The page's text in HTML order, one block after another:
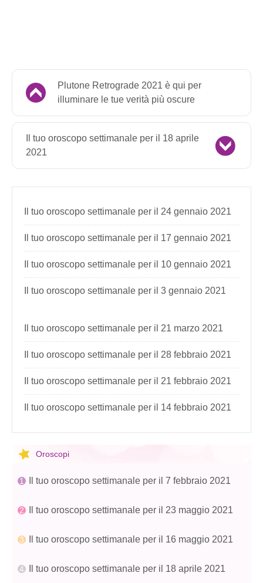
Plutone Retrograde 2021 è qui per
illuminare le tue verità più oscure
Il tuo oroscopo settimanale per il 18 aprile
2021
Il tuo oroscopo settimanale per il 24 gennaio 2021
Il tuo oroscopo settimanale per il 17 gennaio 2021
Il tuo oroscopo settimanale per il 10 gennaio 2021
Il tuo oroscopo settimanale per il 3 gennaio 2021
Il tuo oroscopo settimanale per il 21 marzo 2021
Il tuo oroscopo settimanale per il 28 febbraio 2021
Il tuo oroscopo settimanale per il 21 febbraio 2021
Il tuo oroscopo settimanale per il 14 febbraio 2021
Oroscopi
Il tuo oroscopo settimanale per il 7 febbraio 2021
Il tuo oroscopo settimanale per il 23 maggio 2021
Il tuo oroscopo settimanale per il 16 maggio 2021
Il tuo oroscopo settimanale per il 18 aprile 2021